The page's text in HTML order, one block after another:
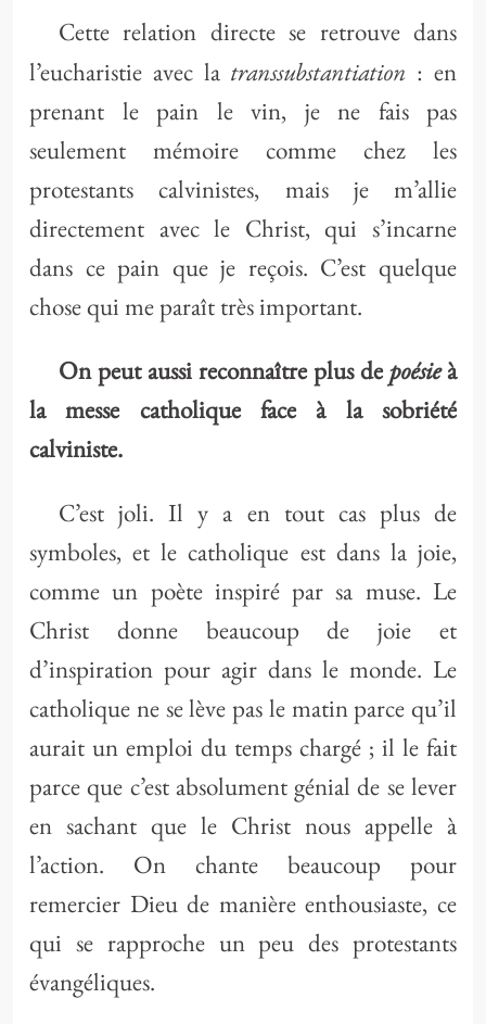
Cette relation directe se retrouve dans
l’eucharistie avec la transsubstantiation : en
prenant le pain le vin, je ne fais pas
seulement mémoire comme chez les
protestants calvinistes, mais je m’allie
directement avec le Christ, qui s’incarne
dans ce pain que je reçois. C’est quelque
chose qui me paraît très important.
On peut aussi reconnaître plus depoésieà
la messe catholique face à la sobriété
calviniste.
C’est joli. Il y a en tout cas plus de
symboles, et le catholique est dans la joie,
comme un poète inspiré par sa muse. Le
Christ donne beaucoup de joie et
d’inspiration pour agir dans le monde. Le
catholique ne se lève pas le matin parce qu’il
aurait un emploi du temps chargé ; il le fait
parce que c’est absolument génial de se lever
en sachant que le Christ nous appelle à
l’action. On chante beaucoup pour
remercier Dieu de manière enthousiaste, ce
qui se rapproche un peu des protestants
évangéliques.